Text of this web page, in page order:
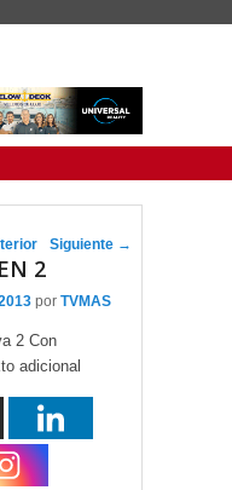
de artículos
Siguiente →
2
por TVMAS
2 Con
adicional